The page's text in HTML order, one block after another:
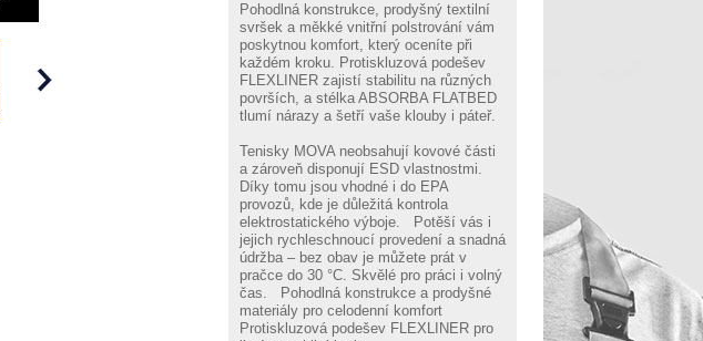
Pohodlná konstrukce, prodyšný textilní
svršek a měkké vnitřní polstrování vám
poskytnou komfort, který oceníte při
každém kroku. Protiskluzová podešev
FLEXLINER zajistí stabilitu na různých
površích, a stélka ABSORBA FLATBED
tlumí nárazy a šetří vaše klouby i páteř.
Tenisky MOVA neobsahují kovové části
a zároveň disponují ESD vlastnostmi.
Díky tomu jsou vhodné i do EPA
provozů, kde je důležitá kontrola
elektrostatického výboje. Potěší vás i
jejich rychleschnoucí provedení a snadná
údržba – bez obav je můžete prát v
pračce do 30 °C. Skvělé pro práci i volný
čas. Pohodlná konstrukce a prodyšné
materiály pro celodenní komfort
Protiskluzová podešev FLEXLINER pro